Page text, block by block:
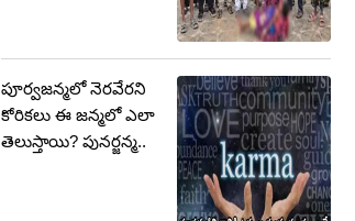
పూర్వజన్మలో నెరవేరని
కోరికలు ఈ జన్మలో ఎలా
తెలుస్తాయి? పునర్జన్మ..